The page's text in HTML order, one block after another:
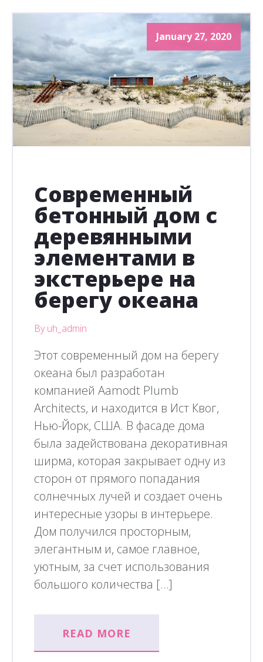
January 27, 2020
Современный
бетонный дом с
деревянными
элементами в
экстерьере на
берегу океана
By uh_admin
Этот современный дом на берегу
океана был разработан
компанией Aamodt Plumb
Architects, и находится в Ист Квог,
Нью-Йорк, США. В фасаде дома
была задействована декоративная
ширма, которая закрывает одну из
сторон от прямого попадания
солнечных лучей и создает очень
интересные узоры в интерьере.
Дом получился просторным,
элегантным и, самое главное,
уютным, за счет использования
большого количества […]
READ MORE